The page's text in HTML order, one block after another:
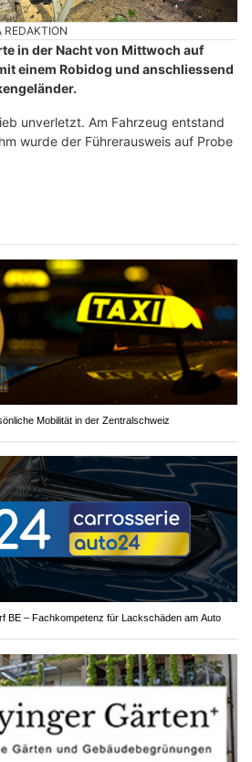
REDAKTION
in der Nacht von Mittwoch auf
einem Robidog und anschliessend
unverletzt. Am Fahrzeug entstand
wurde der Führerausweis auf Probe
Mobilität in der Zentralschweiz
BE – Fachkompetenz für Lackschäden am Auto